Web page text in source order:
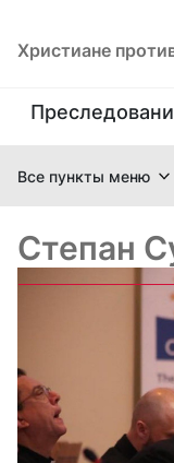
Христиане
Все пункты меню
Степан